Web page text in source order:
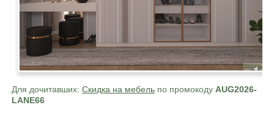
Для дочитавших: Скидка на мебель по промокоду AUG2026-
LANE66